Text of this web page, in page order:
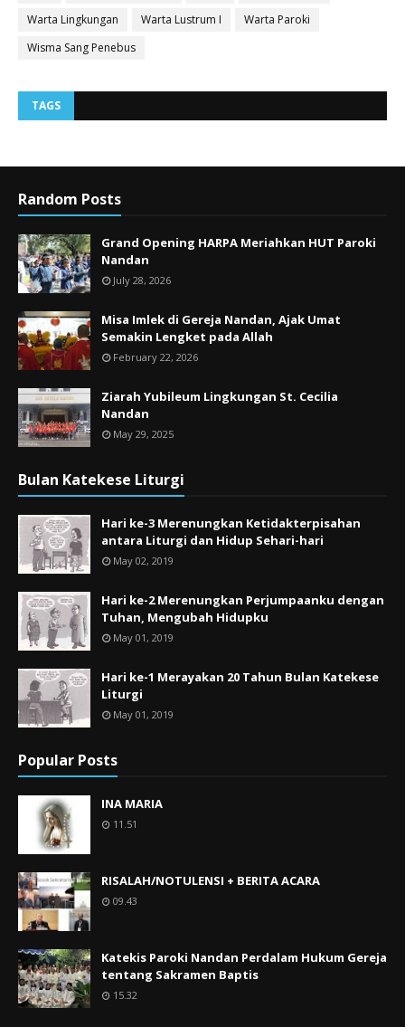
Warta Lingkungan
Warta Lustrum I
Warta Paroki
Wisma Sang Penebus
TAGS
Random Posts
Grand Opening HARPA Meriahkan HUT Paroki
Nandan
July 28, 2026
Misa Imlek di Gereja Nandan, Ajak Umat
Semakin Lengket pada Allah
February 22, 2026
Ziarah Yubileum Lingkungan St. Cecilia
Nandan
May 29, 2025
Bulan Katekese Liturgi
Hari ke-3 Merenungkan Ketidakterpisahan
antara Liturgi dan Hidup Sehari-hari
May 02, 2019
Hari ke-2 Merenungkan Perjumpaanku dengan
Tuhan, Mengubah Hidupku
May 01, 2019
Hari ke-1 Merayakan 20 Tahun Bulan Katekese
Liturgi
May 01, 2019
Popular Posts
INA MARIA
11.51
RISALAH/NOTULENSI + BERITA ACARA
09.43
Katekis Paroki Nandan Perdalam Hukum Gereja
tentang Sakramen Baptis
15.32